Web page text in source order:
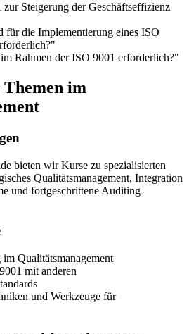
Steigerung der Geschäftseffizienz
für die Implementierung eines ISO
Rahmen der ISO 9001 erforderlich?"
im
bieten wir Kurse zu spezialisierten
Qualitätsmanagement, Integration
und fortgeschrittene Auditing-
im Qualitätsmanagement
mit anderen
und Werkzeuge für